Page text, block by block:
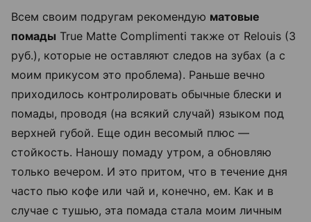
Всем своим подругам рекомендую матовые
помады True Matte Complimenti также от Relouis (3
руб.), которые не оставляют следов на зубах (а с
моим прикусом это проблема). Раньше вечно
приходилось контролировать обычные блески и
помады, проводя (на всякий случай) языком под
верхней губой. Еще один весомый плюс —
стойкость. Наношу помаду утром, а обновляю
только вечером. И это притом, что в течение дня
часто пью кофе или чай и, конечно, ем. Как и в
случае с тушью, эта помада стала моим личным